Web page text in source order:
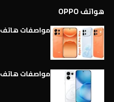
هواتف OPPO
مواصفات هاتف Oppo A7 Pro Max كاملة
مواصفات هاتف Oppo Reno 16 Pro 5G كاملة